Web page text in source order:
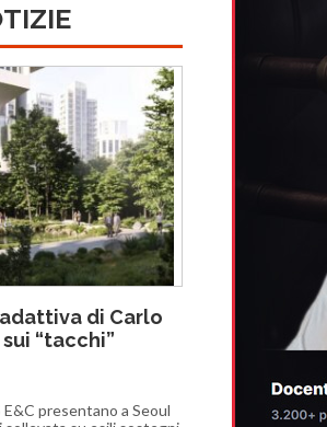
di Carlo
“tacchi”
presentano a Seoul